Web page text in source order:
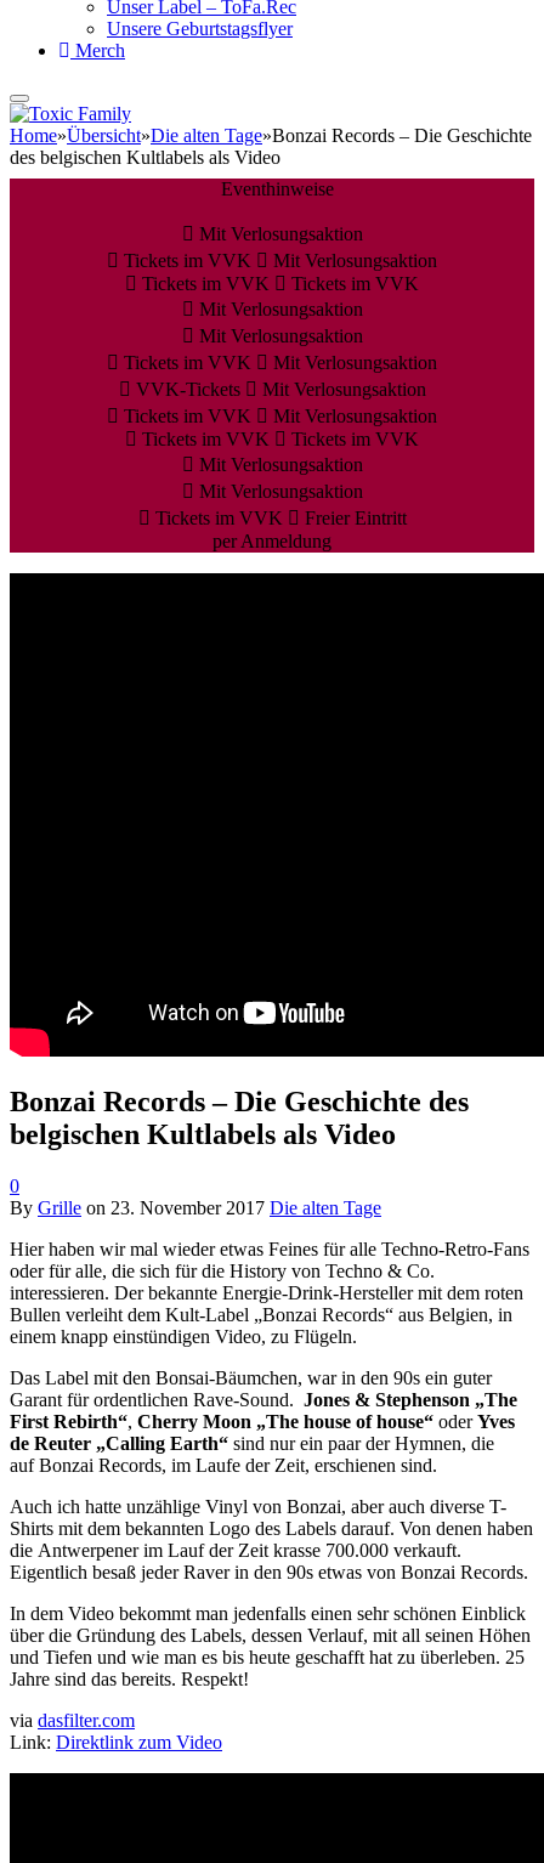
Unser Label – ToFa.Rec
Unsere Geburtstagsflyer
Merch
Home»Übersicht»Die alten Tage»Bonzai Records – Die Geschichte
des belgischen Kultlabels als Video
Eventhinweise
Mit Verlosungsaktion
Tickets im VVK
Mit Verlosungsaktion
Tickets im VVK
Tickets im VVK
Mit Verlosungsaktion
Mit Verlosungsaktion
Tickets im VVK
Mit Verlosungsaktion
VVK-Tickets
Mit Verlosungsaktion
Tickets im VVK
Mit Verlosungsaktion
Tickets im VVK
Tickets im VVK
Mit Verlosungsaktion
Mit Verlosungsaktion
Tickets im VVK
Freier Eintritt
per Anmeldung
Bonzai Records – Die Geschichte des
belgischen Kultlabels als Video
0
By Grille on 23. November 2017 Die alten Tage
Hier haben wir mal wieder etwas Feines für alle Techno-Retro-Fans
oder für alle, die sich für die History von Techno & Co.
interessieren. Der bekannte Energie-Drink-Hersteller mit dem roten
Bullen verleiht dem Kult-Label „Bonzai Records“ aus Belgien, in
einem knapp einstündigen Video, zu Flügeln.
Das Label mit den Bonsai-Bäumchen, war in den 90s ein guter
Garant für ordentlichen Rave-Sound. Jones & Stephenson „The
First Rebirth“, Cherry Moon „The house of house“ oderYves
de Reuter „Calling Earth“ sind nur ein paar der Hymnen, die
auf Bonzai Records, im Laufe der Zeit, erschienen sind.
Auch ich hatte unzählige Vinyl von Bonzai, aber auch diverse T-
Shirts mit dem bekannten Logo des Labels darauf. Von denen haben
die Antwerpener im Lauf der Zeit krasse 700.000 verkauft.
Eigentlich besaß jeder Raver in den 90s etwas von Bonzai Records.
In dem Video bekommt man jedenfalls einen sehr schönen Einblick
über die Gründung des Labels, dessen Verlauf, mit all seinen Höhen
und Tiefen und wie man es bis heute geschafft hat zu überleben. 25
Jahre sind das bereits. Respekt!
via dasfilter.com
Link: Direktlink zum Video